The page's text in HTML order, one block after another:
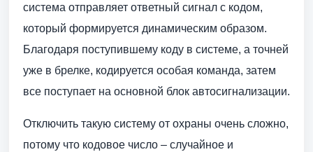
система отправляет ответный сигнал с кодом,
который формируется динамическим образом.
Благодаря поступившему коду в системе, а точней
уже в брелке, кодируется особая команда, затем
все поступает на основной блок автосигнализации.
Отключить такую систему от охраны очень сложно,
потому что кодовое число – случайное и